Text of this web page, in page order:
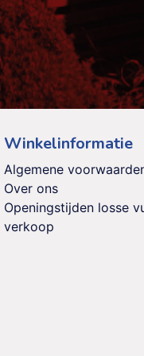
Winkelinformatie
Algemene
Over ons
Openingstijden losse
verkoop